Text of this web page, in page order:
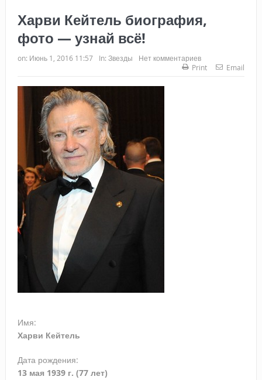
Харви Кейтель биография,
фото — узнай всё!
on: Июнь 1, 2016 11:57 In: Звезды
Нет комментариев
Print
Email
Имя:
Харви Кейтель
Дата рождения:
13 мая 1939 г. (77 лет)